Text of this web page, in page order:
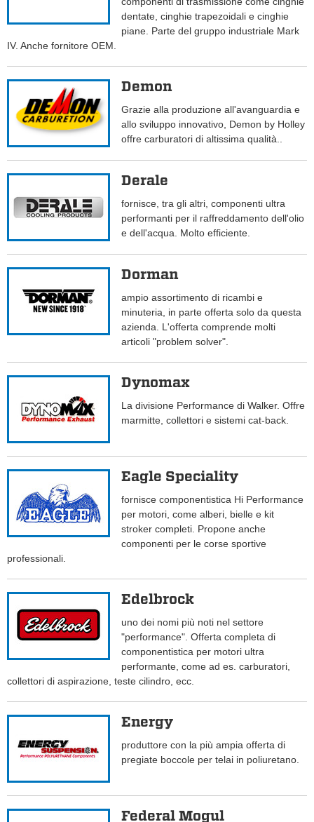
dentate, cinghie trapezoidali e cinghie
piane. Parte del gruppo industriale Mark
IV. Anche fornitore OEM.
Demon
Grazie alla produzione all'avanguardia e
allo sviluppo innovativo, Demon by Holley
offre carburatori di altissima qualità..
Derale
fornisce, tra gli altri, componenti ultra
performanti per il raffreddamento dell'olio
e dell'acqua. Molto efficiente.
Dorman
ampio assortimento di ricambi e
minuteria, in parte offerta solo da questa
azienda. L'offerta comprende molti
articoli "problem solver".
Dynomax
La divisione Performance di Walker. Offre
marmitte, collettori e sistemi cat-back.
Eagle Speciality
fornisce componentistica Hi Performance
per motori, come alberi, bielle e kit
stroker completi. Propone anche
componenti per le corse sportive
professionali.
Edelbrock
uno dei nomi più noti nel settore
"performance". Offerta completa di
componentistica per motori ultra
performante, come ad es. carburatori,
collettori di aspirazione, teste cilindro, ecc.
Energy
produttore con la più ampia offerta di
pregiate boccole per telai in poliuretano.
Federal Mogul